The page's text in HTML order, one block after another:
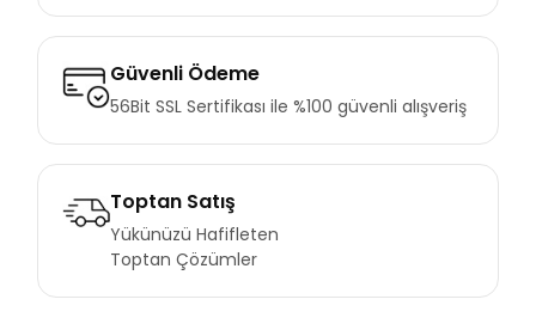
Güvenli Ödeme
56Bit SSL Sertifikası ile %100 güvenli alışveriş
Toptan Satış
Yükünüzü Hafifleten
Toptan Çözümler